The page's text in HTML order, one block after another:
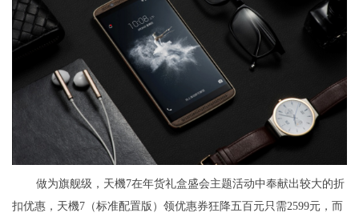
做为旗舰级，天機7在年货礼盒盛会主题活动中奉献出较大的折
扣优惠，天機7（标准配置版）领优惠券狂降五百元只需2599元，而